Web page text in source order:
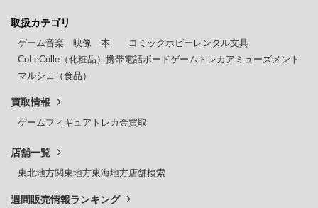
取扱カテゴリ
ゲーム音楽 映像 本 コミック ホビー レンタル文具
CoLeColle（化粧品） 携帯電話ボードゲーム トレカ アミューズメント
マルシェ（食品）
買取情報
ゲームフィギュア トレカ金買取
店舗一覧
東北地方関東地方東海地方店舗検索
週間販売情報ランキング